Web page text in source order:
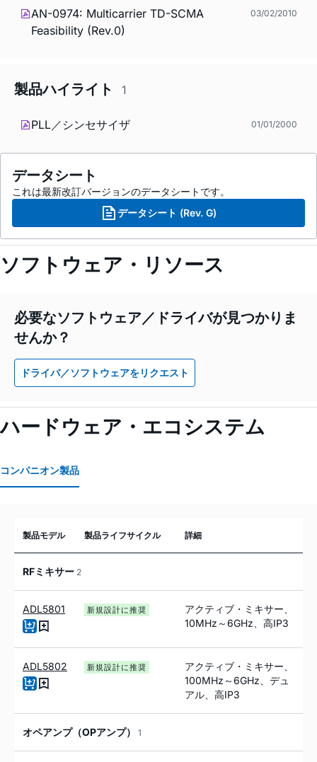
AN-0974: Multicarrier TD-SCMA
Feasibility (Rev.0)
03/02/2010
製品ハイライト 1
PLL／シンセサイザ 01/01/2000
データシート
これは最新改訂バージョンのデータシートです。
データシート (Rev. G)
ソフトウェア・リソース
必要なソフトウェア／ドライバが見つかりま
せんか？
ドライバ／ソフトウェアをリクエスト
ハードウェア・エコシステム
コンパニオン製品
製品モデル 製品ライフサイクル 詳細
RFミキサー 2
ADL5801 新規設計に推奨
アクティブ・ミキサー、
10MHz ～6GHz 、高IP3
ADL5802 新規設計に推奨
アクティブ・ミキサー、
100MHz ～6GHz 、デュ
アル、高IP3
オペアンプ（OPアンプ） 1